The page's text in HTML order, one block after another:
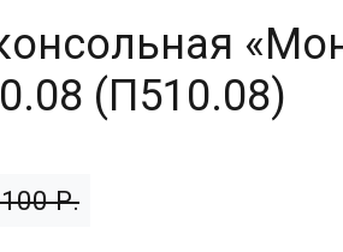
(П510.08)
Р.